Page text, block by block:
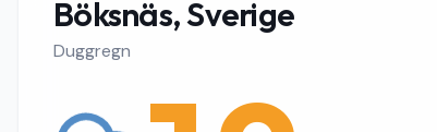
Böksnäs, Sverige
Duggregn